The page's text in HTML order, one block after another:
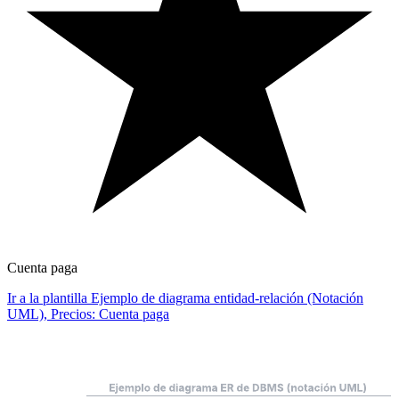
Cuenta paga
Ir a la plantilla Ejemplo de diagrama entidad-relación (Notación
UML), Precios: Cuenta paga